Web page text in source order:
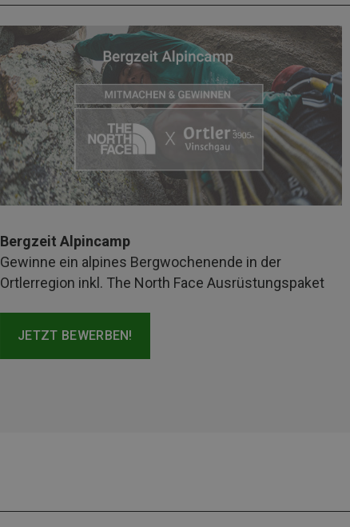
Bergzeit Alpincamp
Gewinne ein alpines Bergwochenende in der
Ortlerregion inkl. The North Face Ausrüstungspaket
JETZT BEWERBEN!